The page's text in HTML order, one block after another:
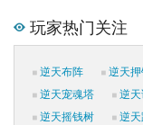
玩家热门关注
逆天布阵 逆天
逆天宠魂塔
逆
逆天摇钱树
逆